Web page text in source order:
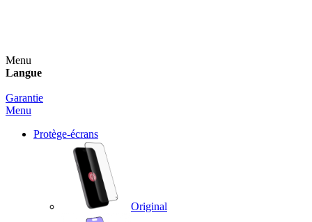
Menu
Langue
Garantie
Menu
Protège-écrans
Original